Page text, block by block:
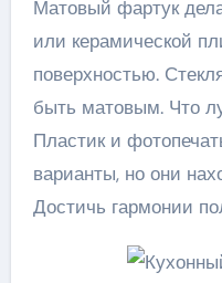
Матовый фартук
или керамической
поверхностью.
быть матовым. Что
Пластик и
варианты, но они
Достичь гармонии